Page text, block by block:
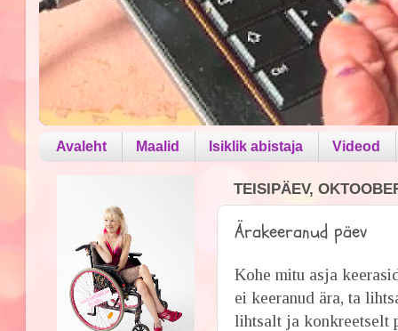
Avaleht Maalid Isiklik abistaja Videod
TEISIPÄEV,
Ärakeeranud päev
Kohe mitu asja
ei keeranud ära, ta
lihtsalt ja konkreetselt